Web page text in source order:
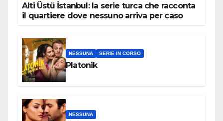
Alti Üstü İstanbul: la serie turca che racconta
il quartiere dove nessuno arriva per caso
NESSUNA SERIE IN CORSO
Platonik
NESSUNA